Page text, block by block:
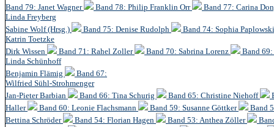
Band 79: Janet Wagner Band 78: Philip Franklin Orr
Band 77: Carina
Linda Freyberg
Sabine Wolf (Hrsg.)
Band 75: Denise Rudolph
Band 74: Sophia
Katrin Toetzke
Dirk Wissen
Band 71: Rahel Zoller Band 70: Sabrina Lorenz
Band
Linda Schünhoff
Benjamin Flämig
Band 67:
Wilfried Sühl-Strohmenger
Jan-Pieter Barbian
Band 66: Tina Schurig Band 65: Christine Niehoff
Haller
Band 60: Leonie Flachsmann Band 59: Susanne Göttker
Band
Bettina Schröder
Band 54: Florian Hagen Band 53: Anthea Zöller